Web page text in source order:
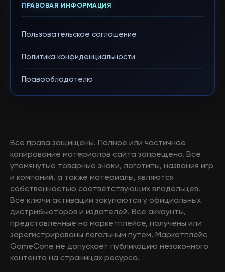
ПРАВОВАЯ ИНФОРМАЦИЯ
Пользовательское соглашение
Политика конфиденциальности
Правообладателю
Все права защищены. Полное или частичное
копирование материалов сайта запрещено. Все
упомянутые товарные знаки, логотипы, названия игр
и компаний, а также материалы, являются
собственностью соответствующих владельцев.
Все ключи активации закупаются у официальных
дистрибьюторов и издателей. Все аккаунты,
представленные на маркетплейсе, получены или
зарегистрированы легальным путем. Маркетплейс
GameCone не допускает публикацию незаконного
контента на страницах ресурса.